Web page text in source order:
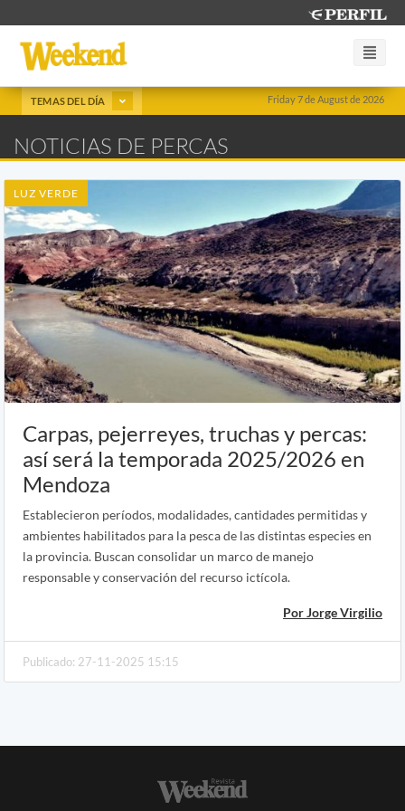
Friday 7 de August de 2026
TEMAS DEL DÍA
NOTICIAS DE PERCAS
LUZ VERDE
Carpas, pejerreyes, truchas y percas:
así será la temporada 2025/2026 en
Mendoza
Establecieron períodos, modalidades, cantidades permitidas y
ambientes habilitados para la pesca de las distintas especies en
la provincia. Buscan consolidar un marco de manejo
responsable y conservación del recurso ictícola.
Por Jorge Virgilio
Publicado: 27-11-2025 15:15